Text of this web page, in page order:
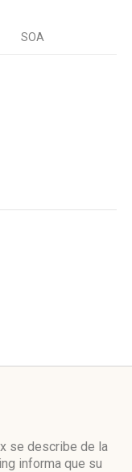
SOA
se describe de la
informa que su